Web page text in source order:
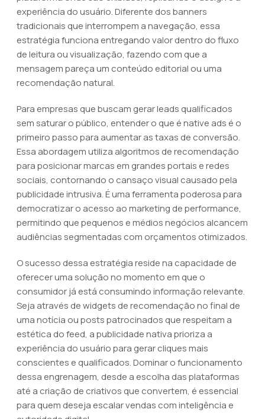
experiência do usuário. Diferente dos banners
tradicionais que interrompem a navegação, essa
estratégia funciona entregando valor dentro do fluxo
de leitura ou visualização, fazendo com que a
mensagem pareça um conteúdo editorial ou uma
recomendação natural.
Para empresas que buscam gerar leads qualificados
sem saturar o público, entender o que é native ads é o
primeiro passo para aumentar as taxas de conversão.
Essa abordagem utiliza algoritmos de recomendação
para posicionar marcas em grandes portais e redes
sociais, contornando o cansaço visual causado pela
publicidade intrusiva. É uma ferramenta poderosa para
democratizar o acesso ao marketing de performance,
permitindo que pequenos e médios negócios alcancem
audiências segmentadas com orçamentos otimizados.
O sucesso dessa estratégia reside na capacidade de
oferecer uma solução no momento em que o
consumidor já está consumindo informação relevante.
Seja através de widgets de recomendação no final de
uma notícia ou posts patrocinados que respeitam a
estética do feed, a publicidade nativa prioriza a
experiência do usuário para gerar cliques mais
conscientes e qualificados. Dominar o funcionamento
dessa engrenagem, desde a escolha das plataformas
até a criação de criativos que convertem, é essencial
para quem deseja escalar vendas com inteligência e